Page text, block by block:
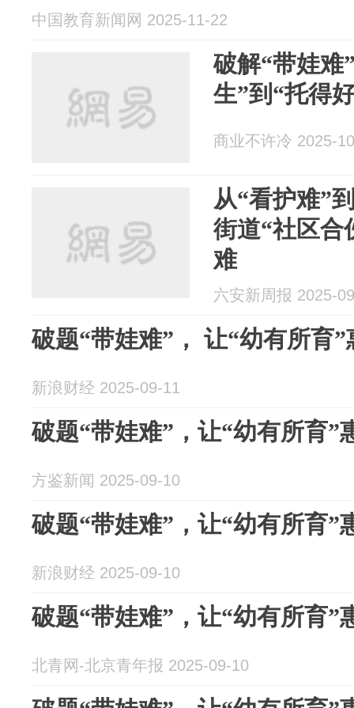
中国教育新闻网 2025-11-22
破解“带娃难
生”到“托得
商业不许冷 2025-
从“看护难”
街道“社区合
难
六安新周报 2025-
破题“带娃难”， 让“幼有所育
新浪财经 2025-09-11
破题“带娃难”，让“幼有所育”
方鉴新闻 2025-09-10
破题“带娃难”，让“幼有所育”
新浪财经 2025-09-10
破题“带娃难”，让“幼有所育”
北青网-北京青年报 2025-09-10